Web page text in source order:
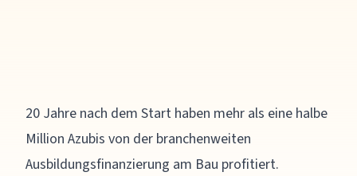
20 Jahre nach dem Start haben mehr als eine halbe
Million Azubis von der branchenweiten
Ausbildungsfinanzierung am Bau profitiert.